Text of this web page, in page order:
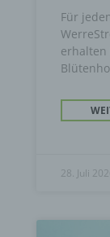
Für
erhalten
28. Juli